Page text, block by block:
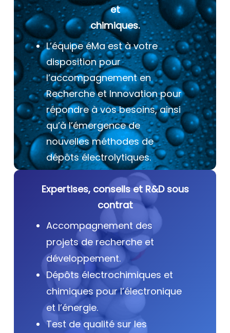
et
chimiques.
L’équipe éMa est à votre
disposition pour
l’accompagnement en
Recherche et Innovation pour
répondre à vos besoins, ainsi
qu’à l’émergence de
nouvelles méthodes de
dépôts électrolytiques.
Expertises, conseils et R&D sous
contrat
Accompagnement des
projets de recherche et
développement.
Dépôts électrochimiques et
chimiques pour l’électronique
et l’énergie.
Test de qualité sur les